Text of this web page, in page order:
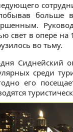
больше
свет в опере на
во тьму.
Сиднейский
среди
его